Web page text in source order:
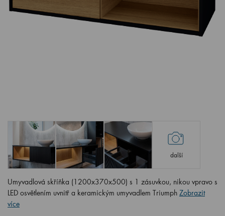
další
Umyvadlová skříňka (1200x370x500) s 1 zásuvkou, nikou vpravo s
LED osvětlením uvnitř a keramickým umyvadlem Triumph Zobrazit
více